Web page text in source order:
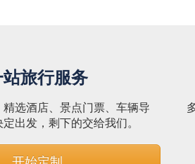
旅行服务
选酒店、景点门票、车辆导
出发，剩下的交给我们。